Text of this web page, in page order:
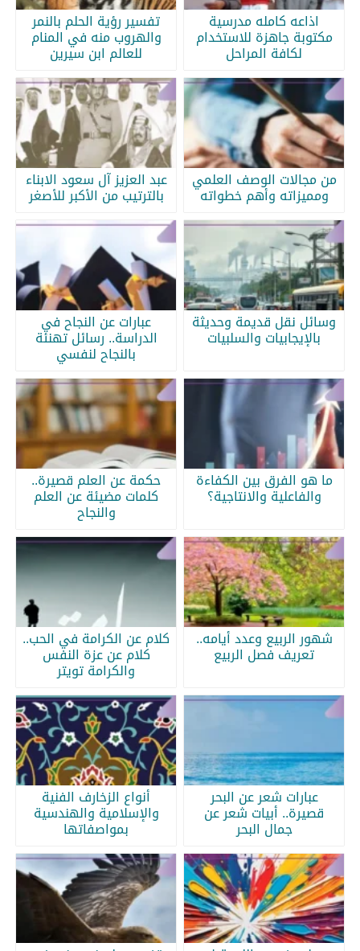
اذاعه كامله مدرسية
مكتوبة جاهزة للاستخدام
لكافة المراحل
تفسير رؤية الحلم بالنمر
والهروب منه في المنام
للعالم ابن سيرين
من مجالات الوصف العلمي
ومميزاته وأهم خطواته
عبد العزيز آل سعود الابناء
بالترتيب من الأكبر للأصغر
وسائل نقل قديمة وحديثة
بالإيجابيات والسلبيات
عبارات عن النجاح في
الدراسة.. رسائل تهنئة
بالنجاح لنفسي
ما هو الفرق بين الكفاءة
والفاعلية والانتاجية؟
حكمة عن العلم قصيرة..
كلمات مضيئة عن العلم
والنجاح
شهور الربيع وعدد أيامه..
تعريف فصل الربيع
كلام عن الكرامة في الحب..
كلام عن عزة النفس
والكرامة تويتر
عبارات شعر عن البحر
قصيرة.. أبيات شعر عن
جمال البحر
أنواع الزخارف الفنية
والإسلامية والهندسية
بمواصفاتها